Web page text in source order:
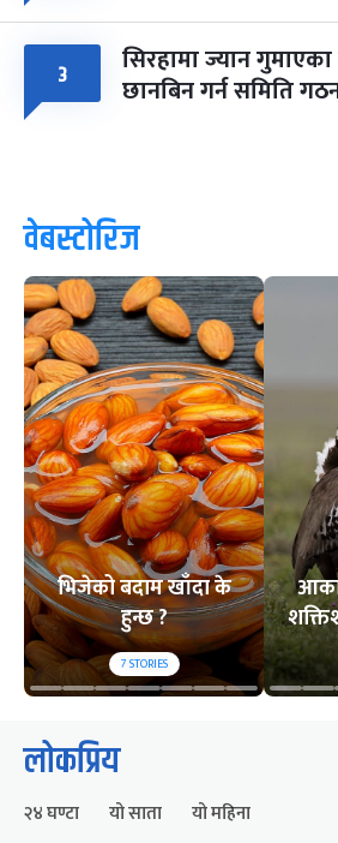
३ सिरहामा ज्यान
छानबिन गर्न समिति
वेबस्टोरिज
भिजेको बदाम खाँदा के
हुन्छ ?
7STORIES
लोकप्रिय
२४ घण्टा यो साता यो महिना